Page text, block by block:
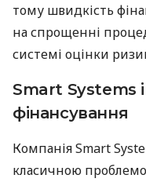
тому швидкість
на спрощенні
системі оцінки
Smart Systems
фінансування
Компанія Smart
класичною